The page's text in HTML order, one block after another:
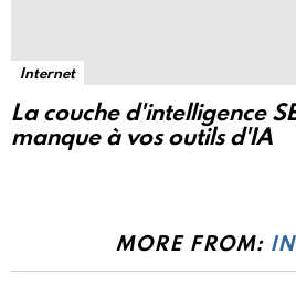
Internet
La couche d'intelligence
manque à vos outils d'IA
MORE FROM: